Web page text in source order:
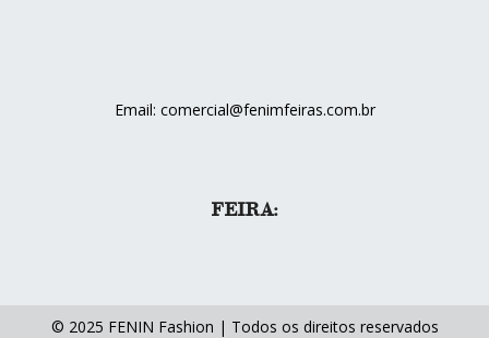
Email: comercial@fenimfeiras.com.br
FEIRA:
© 2025 FENIN Fashion | Todos os direitos reservados